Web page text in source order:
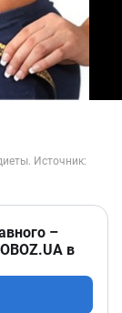
–
в